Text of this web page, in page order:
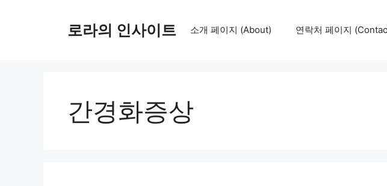
로라의 인사이트 소개 페이지 (About) 연락처 페이지
간경화증상